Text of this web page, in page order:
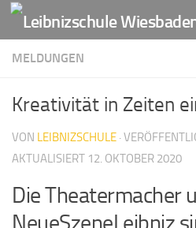
Zum Inhalt springen
MELDUNGEN
Kreativität in Zeiten
VON LEIBNIZSCHULE ·
AKTUALISIERT 12. OKTOBER 2020
Die Theatermacher
NeueSzeneLeibniz